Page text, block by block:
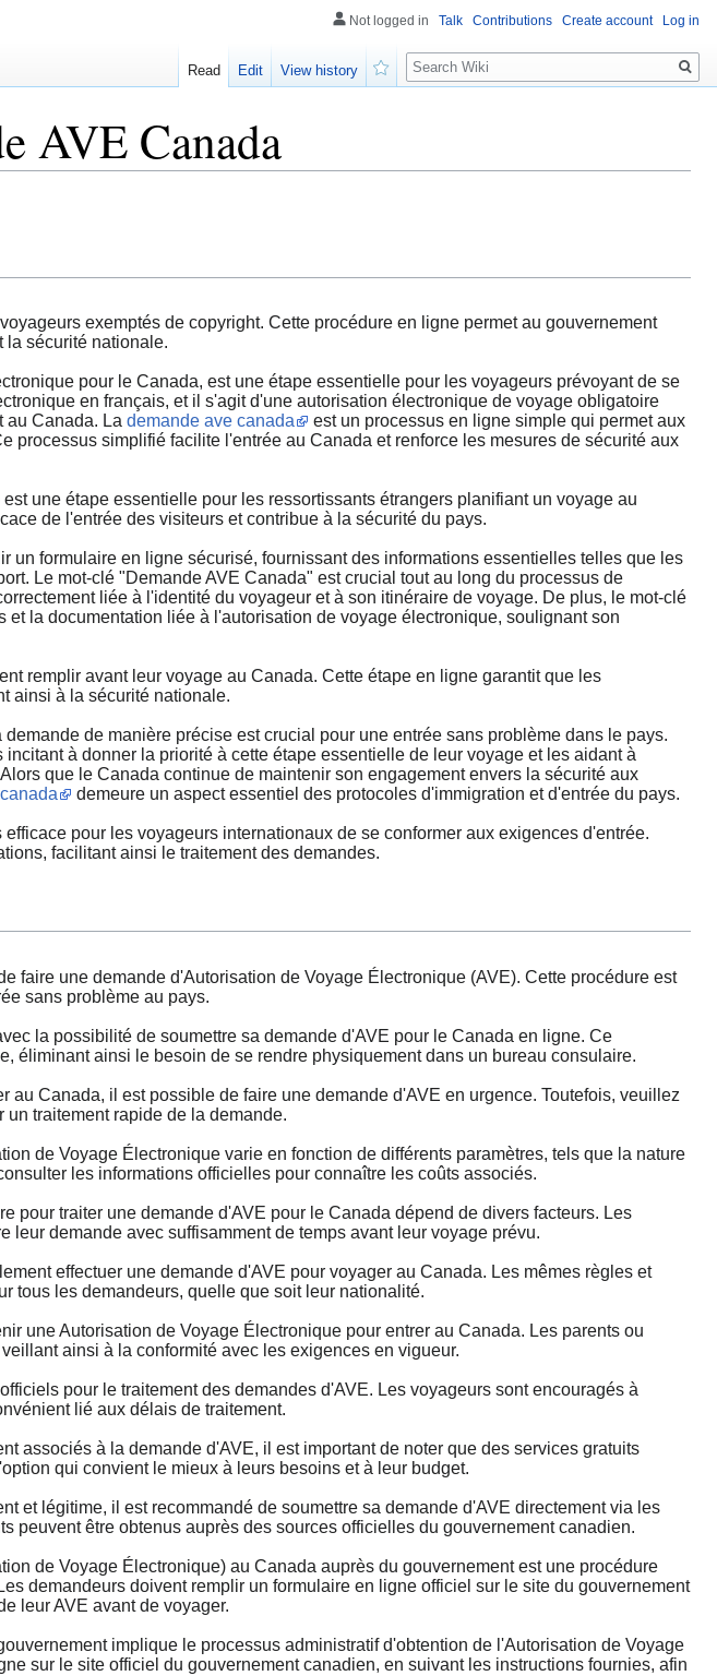
AVE Canada
exemptés de copyright. Cette procédure en ligne permet au gouvernement
la sécurité nationale.
pour le Canada, est une étape essentielle pour les voyageurs prévoyant de se
en français, et il s'agit d'une autorisation électronique de voyage obligatoire
au Canada. La demande ave canada
est un processus en ligne simple qui permet aux
processus simplifié facilite l'entrée au Canada et renforce les mesures de sécurité aux
une étape essentielle pour les ressortissants étrangers planifiant un voyage au
de l'entrée des visiteurs et contribue à la sécurité du pays.
un formulaire en ligne sécurisé, fournissant des informations essentielles telles que les
Le mot-clé "Demande AVE Canada" est crucial tout au long du processus de
liée à l'identité du voyageur et à son itinéraire de voyage. De plus, le mot-clé
la documentation liée à l'autorisation de voyage électronique, soulignant son
remplir avant leur voyage au Canada. Cette étape en ligne garantit que les
ainsi à la sécurité nationale.
demande de manière précise est crucial pour une entrée sans problème dans le pays.
à donner la priorité à cette étape essentielle de leur voyage et les aidant à
que le Canada continue de maintenir son engagement envers la sécurité aux
demeure un aspect essentiel des protocoles d'immigration et d'entrée du pays.
pour les voyageurs internationaux de se conformer aux exigences d'entrée.
facilitant ainsi le traitement des demandes.
faire une demande d'Autorisation de Voyage Électronique (AVE). Cette procédure est
sans problème au pays.
la possibilité de soumettre sa demande d'AVE pour le Canada en ligne. Ce
éliminant ainsi le besoin de se rendre physiquement dans un bureau consulaire.
Canada, il est possible de faire une demande d'AVE en urgence. Toutefois, veuillez
traitement rapide de la demande.
de Voyage Électronique varie en fonction de différents paramètres, tels que la nature
les informations officielles pour connaître les coûts associés.
pour traiter une demande d'AVE pour le Canada dépend de divers facteurs. Les
demande avec suffisamment de temps avant leur voyage prévu.
effectuer une demande d'AVE pour voyager au Canada. Les mêmes règles et
tous les demandeurs, quelle que soit leur nationalité.
une Autorisation de Voyage Électronique pour entrer au Canada. Les parents ou
ainsi à la conformité avec les exigences en vigueur.
pour le traitement des demandes d'AVE. Les voyageurs sont encouragés à
lié aux délais de traitement.
associés à la demande d'AVE, il est important de noter que des services gratuits
qui convient le mieux à leurs besoins et à leur budget.
et légitime, il est recommandé de soumettre sa demande d'AVE directement via les
peuvent être obtenus auprès des sources officielles du gouvernement canadien.
de Voyage Électronique) au Canada auprès du gouvernement est une procédure
demandeurs doivent remplir un formulaire en ligne officiel sur le site du gouvernement
leur AVE avant de voyager.
implique le processus administratif d'obtention de l'Autorisation de Voyage
sur le site officiel du gouvernement canadien, en suivant les instructions fournies, afin
Not logged in Talk Contributions Create account Log in
Read Edit
View history
Search